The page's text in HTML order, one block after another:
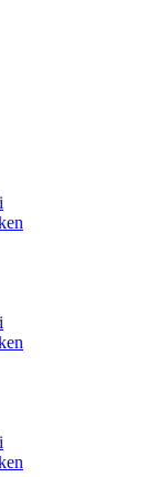
i
i
i